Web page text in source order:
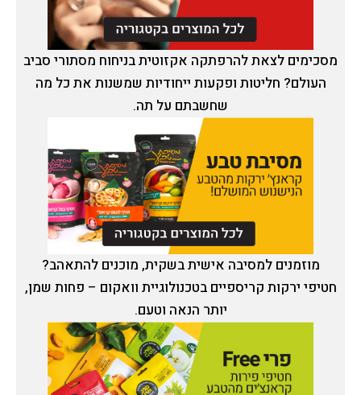
מסכימים לצאת להרפתקה אקזוטית בניחוח מסתורי סביב
העולם? חליטות ופקעות ייחודיות שמשנות את כל מה
שחשבתם על תה.
מוזמנים למסיבה אישית בשקית, מוכנים להתאהב?
חטיפי ירקות קריספיים בטכנולוגיית וואקום – פחות שמן,
יותר הנאה וטעם.